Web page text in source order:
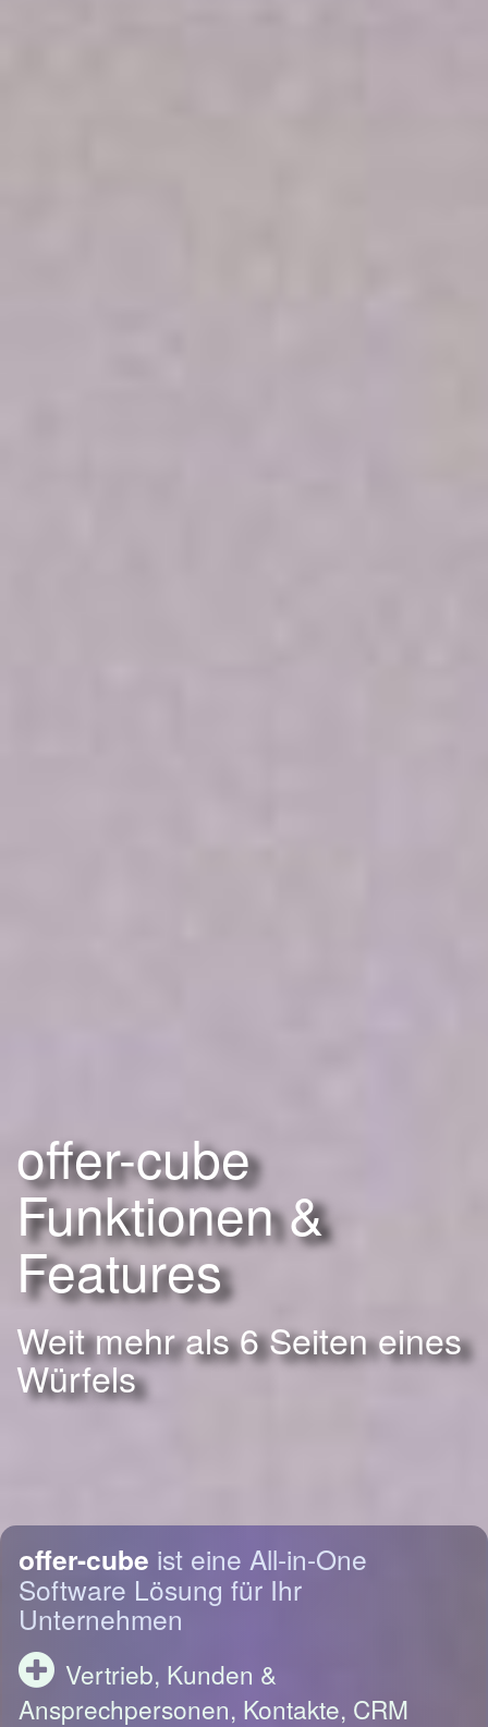
offer-cube
Funktionen &
Features
Weit mehr als 6 Seiten eines
Würfels
offer-cube ist eine All-in-One
Software Lösung für Ihr
Unternehmen
Vertrieb, Kunden &
Ansprechpersonen, Kontakte, CRM